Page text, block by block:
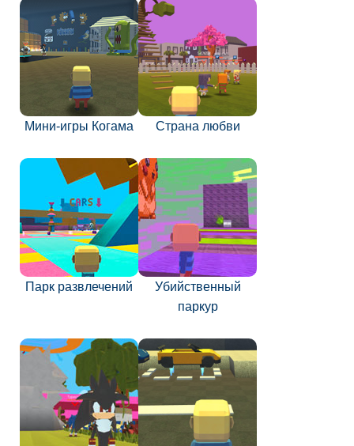
Мини-игры Когама Страна любви
Парк развлечений
Убийственный
паркур